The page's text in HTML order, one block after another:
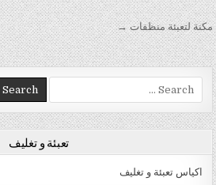
تصفّح المقالات
مكنة لتعبئة منظفات →
Search for:
تعبئة و تغليف
اكياس تعبئة و تغليف